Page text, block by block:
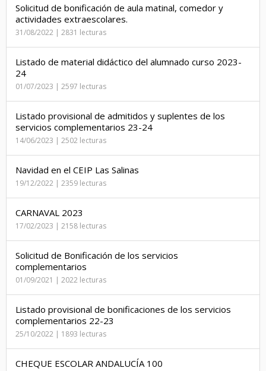
Solicitud de bonificación de aula matinal, comedor y
actividades extraescolares.
31/08/2022 | 2831 lecturas
Listado de material didáctico del alumnado curso 2023-
24
01/07/2023 | 2597 lecturas
Listado provisional de admitidos y suplentes de los
servicios complementarios 23-24
14/06/2023 | 2502 lecturas
Navidad en el CEIP Las Salinas
19/12/2022 | 2359 lecturas
CARNAVAL 2023
17/02/2023 | 2158 lecturas
Solicitud de Bonificación de los servicios
complementarios
01/09/2021 | 2022 lecturas
Listado provisional de bonificaciones de los servicios
complementarios 22-23
25/10/2022 | 1893 lecturas
CHEQUE ESCOLAR ANDALUCÍA 100